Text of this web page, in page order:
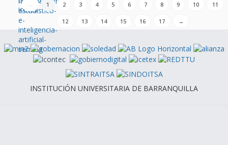
← 1 2 3 4 5 6 7 8 9 10 11
12 13 14 15 16 17 →
INSTITUCIÓN UNIVERSITARIA DE BARRANQUILLA